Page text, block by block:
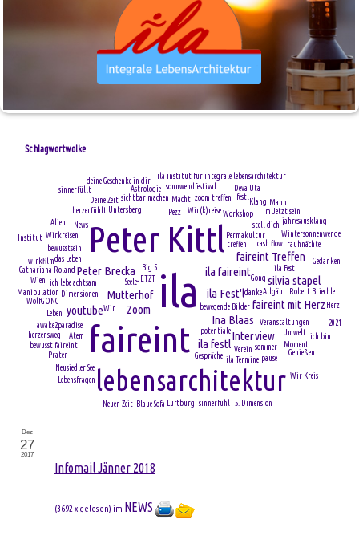
Schlagwortwolke
ila
Peter Kittl
faireint
lebensarchitektur
ila Fest'l
Ina Blaas
ila faireint
Zoom
Peter Brecka
faireint mit Herz
ila festl
Mutterhof
Interview
youtube
silvia stapel
faireint Treffen
cash flow
bewegende Bilder
stell dich
ich lebe achtsam JETZT
Veranstaltungen
Workshop
potentiale
ila Fest
Allgäu
zoom treffen
Dimensionen
Gespräche
Robert Briechle
Permakultur
Untersberg Pezz
Verein
Leben
bewusstsein treffen
Astrologie
ila institut für integrale lebensarchitektur
bewusst faireint
awake2paradise
Cathariana Roland
ila Termine
sonnwendfestival
Moment
Genießen
Deine Zeit
das Leben
Im Jetzt sein
Neusiedler See
Wir(k)reise
Atem
Klang
Gong
WolfGONG
Deva Uta
Blaue Sofa
News
sichtbar machen
Wien
Wintersonnenwende
deine Geschenke in dir
Wirkreisen
Luftburg
Prater
Seele
wirkfilm
ich bin
herzerfühlt
Manipulation
Lebensfragen
Gedanken
Alien
Macht
5. Dimension
festl
rauhnächte
danke
jahresausklang
herzensweg
2021
Big 5
sinnerfüllt
Umwelt
sinnerfühl
Institut
Herz
Wir
sommer
pause
Mann
Neuen Zeit
Wir Kreis
Infomail Jänner 2018
(3692 x gelesen) im NEWS
Dez
27
2017